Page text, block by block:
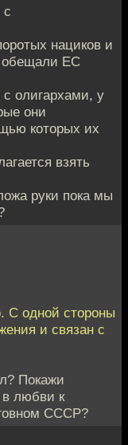
с
нациков и
обещали ЕС
олигархами, у
они
которых их
взять
руки пока мы
С одной стороны
и связан с
Покажи
в любви к
СССР?